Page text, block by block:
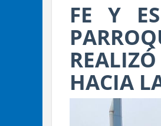
FE Y
HACIA